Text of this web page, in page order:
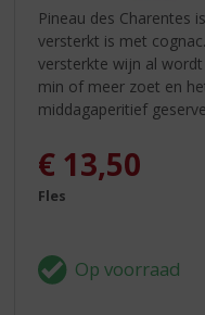
Pineau des Charentes
versterkt is met
versterkte wijn al
min of meer zoet en
middagaperitief
€ 13,50
Fles